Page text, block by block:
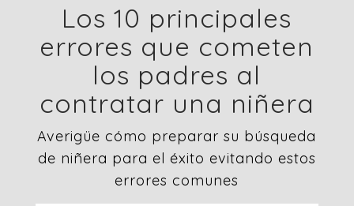
Los 10 principales
errores que cometen
los padres al
contratar una niñera
Averigüe cómo preparar su búsqueda
de niñera para el éxito evitando estos
errores comunes